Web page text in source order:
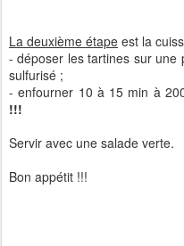
La deuxième étape est la
- déposer les tartines sur une
sulfurisé ;
- enfourner 10 à 15 min à
!!!
Servir avec une salade verte.
Bon appétit !!!